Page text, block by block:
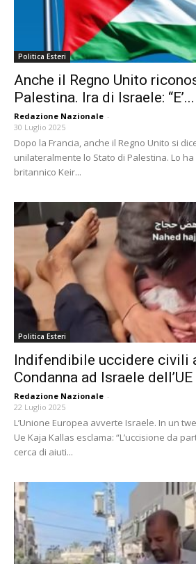
Politica Esteri
Anche il Regno Unito
Palestina. Ira di Israele: “E’...
Redazione Nazionale -
30 Luglio 2025
Dopo la Francia, anche il Regno Unito si
unilateralmente lo Stato di Palestina. Lo
britannico Keir...
Politica Esteri
Indifendibile uccidere civili
Condanna ad Israele dell’UE
Redazione Nazionale -
22 Luglio 2025
L’Unione Europea avverte Israele. In un
Ue Kaja Kallas esclama: “L’uccisione da
cerca di aiuti...